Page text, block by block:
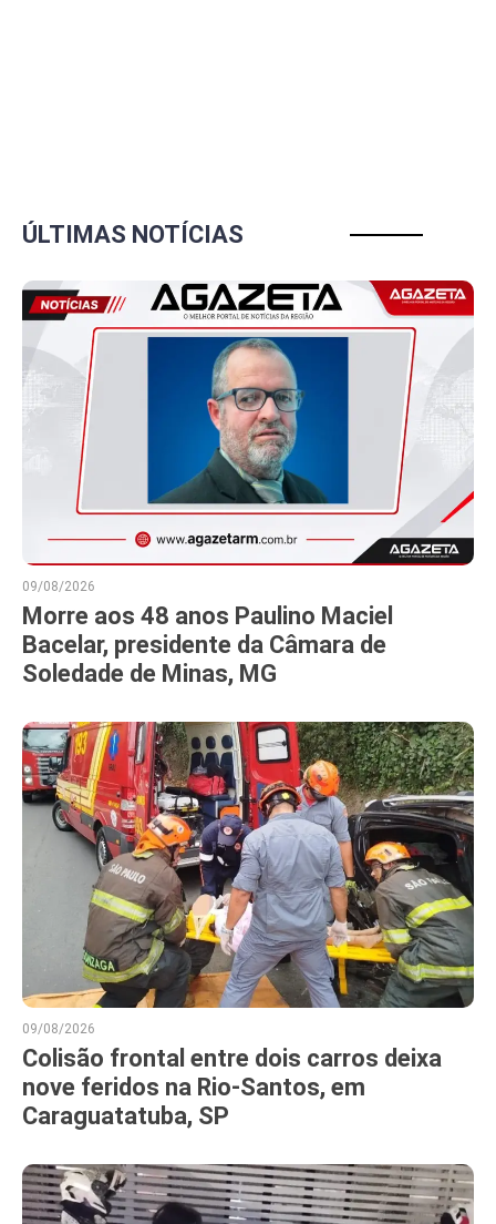
ÚLTIMAS NOTÍCIAS
09/08/2026
Morre aos 48 anos Paulino Maciel
Bacelar, presidente da Câmara de
Soledade de Minas, MG
09/08/2026
Colisão frontal entre dois carros deixa
nove feridos na Rio-Santos, em
Caraguatatuba, SP